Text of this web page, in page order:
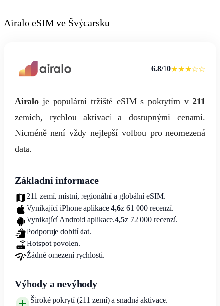
Airalo eSIM ve Švýcarsku
6.8/10★★★☆☆
Airaloje populární tržiště eSIM s pokrytím v211
zemích, rychlou aktivací a dostupnými cenami.
Nicméně není vždy nejlepší volbou pro neomezená
data.
Základní informace
211 zemí, místní, regionální a globální eSIM.
Vynikající iPhone aplikace.4,6z 61 000 recenzí.
Vynikající Android aplikace.4,5z 72 000 recenzí.
Podporuje dobití dat.
Hotspot povolen.
Žádné omezení rychlosti.
Výhody a nevýhody
Široké pokrytí (211 zemí) a snadná aktivace.